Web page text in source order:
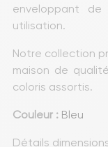
enveloppant
utilisation.
Notre collection
maison de
coloris assortis.
Couleur : Bleu
Détails